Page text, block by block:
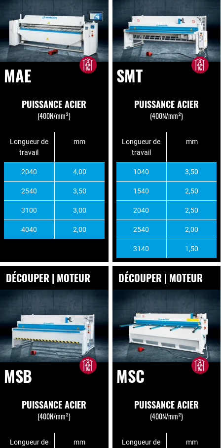
MAE
PUISSANCE ACIER
(400N/mm²)
Longueur de
travail
mm
2040 4,00
2540 3,50
3100 3,00
4040 2,00
SMT
PUISSANCE ACIER
(400N/mm²)
Longueur de
travail
mm
1040 3,50
1540 2,50
2040 2,50
2540 2,00
3140 1,50
DÉCOUPER | MOTEUR
MSB
PUISSANCE ACIER
(400N/mm²)
Longueur de
mm
DÉCOUPER | MOTEUR
MSC
PUISSANCE ACIER
(400N/mm²)
Longueur de
mm